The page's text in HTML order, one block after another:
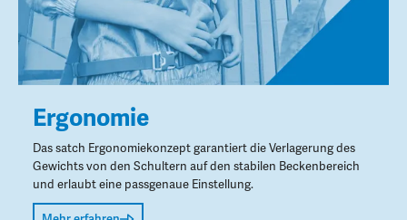
Ergonomie
Das satch Ergonomiekonzept garantiert die Verlagerung des
Gewichts von den Schultern auf den stabilen Beckenbereich
und erlaubt eine passgenaue Einstellung.